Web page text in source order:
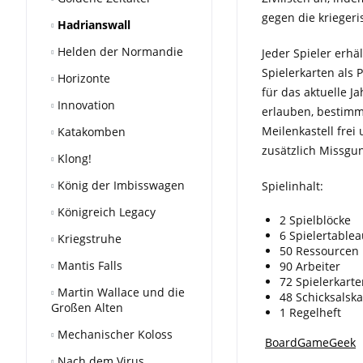
Hadrianswall
Helden der Normandie
Horizonte
Innovation
Katakomben
Klong!
König der Imbisswagen
Königreich Legacy
Kriegstruhe
Mantis Falls
Martin Wallace und die
Großen Alten
Mechanischer Koloss
gegen die
Jeder Spieler
Spielerkarten als
für das aktuelle
erlauben,
Meilenkastell frei
zusätzlich
Spielinhalt:
2 Spielblöcke
6
50 Ressourcen
90 Arbeiter
72
48
1 Regelheft
BoardGameGeek